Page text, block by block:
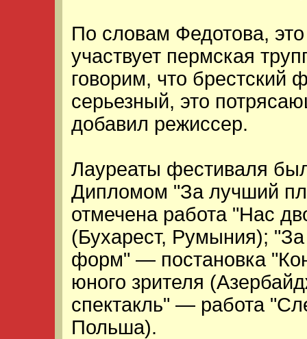
По словам Федотова,
участвует пермская
говорим, что брестский
серьезный, это
добавил режиссер.
Лауреаты фестиваля
Дипломом "За лучший
отмечена работа "Нас
(Бухарест, Румыния);
форм" — постановка
юного зрителя
спектакль" — работа
Польша).